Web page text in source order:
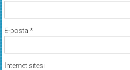
E-posta *
İnternet sitesi